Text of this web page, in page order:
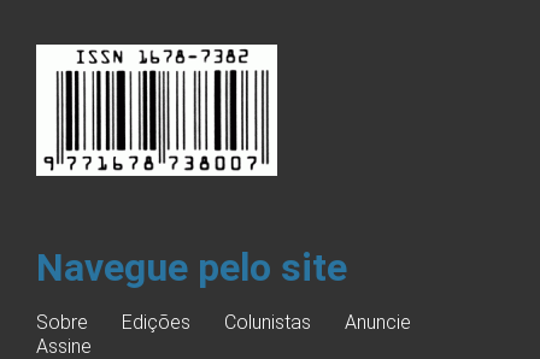
Navegue pelo site
Sobre Edições Colunistas
Anuncie
Assine